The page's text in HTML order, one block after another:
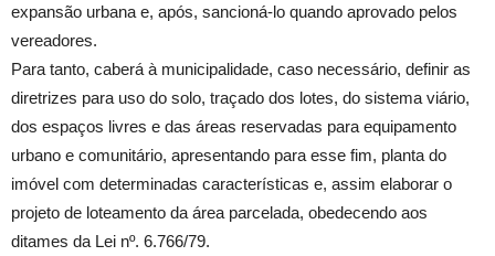
expansão urbana e, após, sancioná-lo quando aprovado pelos
vereadores.
Para tanto, caberá à municipalidade, caso necessário, definir as
diretrizes para uso do solo, traçado dos lotes, do sistema viário,
dos espaços livres e das áreas reservadas para equipamento
urbano e comunitário, apresentando para esse fim, planta do
imóvel com determinadas características e, assim elaborar o
projeto de loteamento da área parcelada, obedecendo aos
ditames da Lei nº. 6.766/79.